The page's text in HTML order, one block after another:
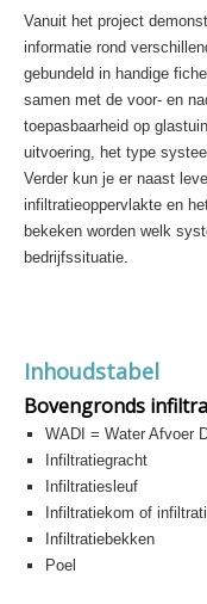
Vanuit het project
informatie rond
gebundeld in handige
samen met de voor- en
toepasbaarheid op
uitvoering, het type
Verder kun je er naast
infiltratieoppervlakte en
bekeken worden welk
bedrijfssituatie.
Inhoudstabel
Bovengronds
WADI = Water Afvoer
Infiltratiegracht
Infiltratiesleuf
Infiltratiekom of
Infiltratiebekken
Poel